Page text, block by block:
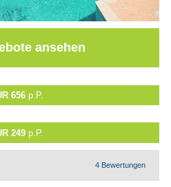
ansehen
656 p.P.
249 p.P.
4 Bewertungen